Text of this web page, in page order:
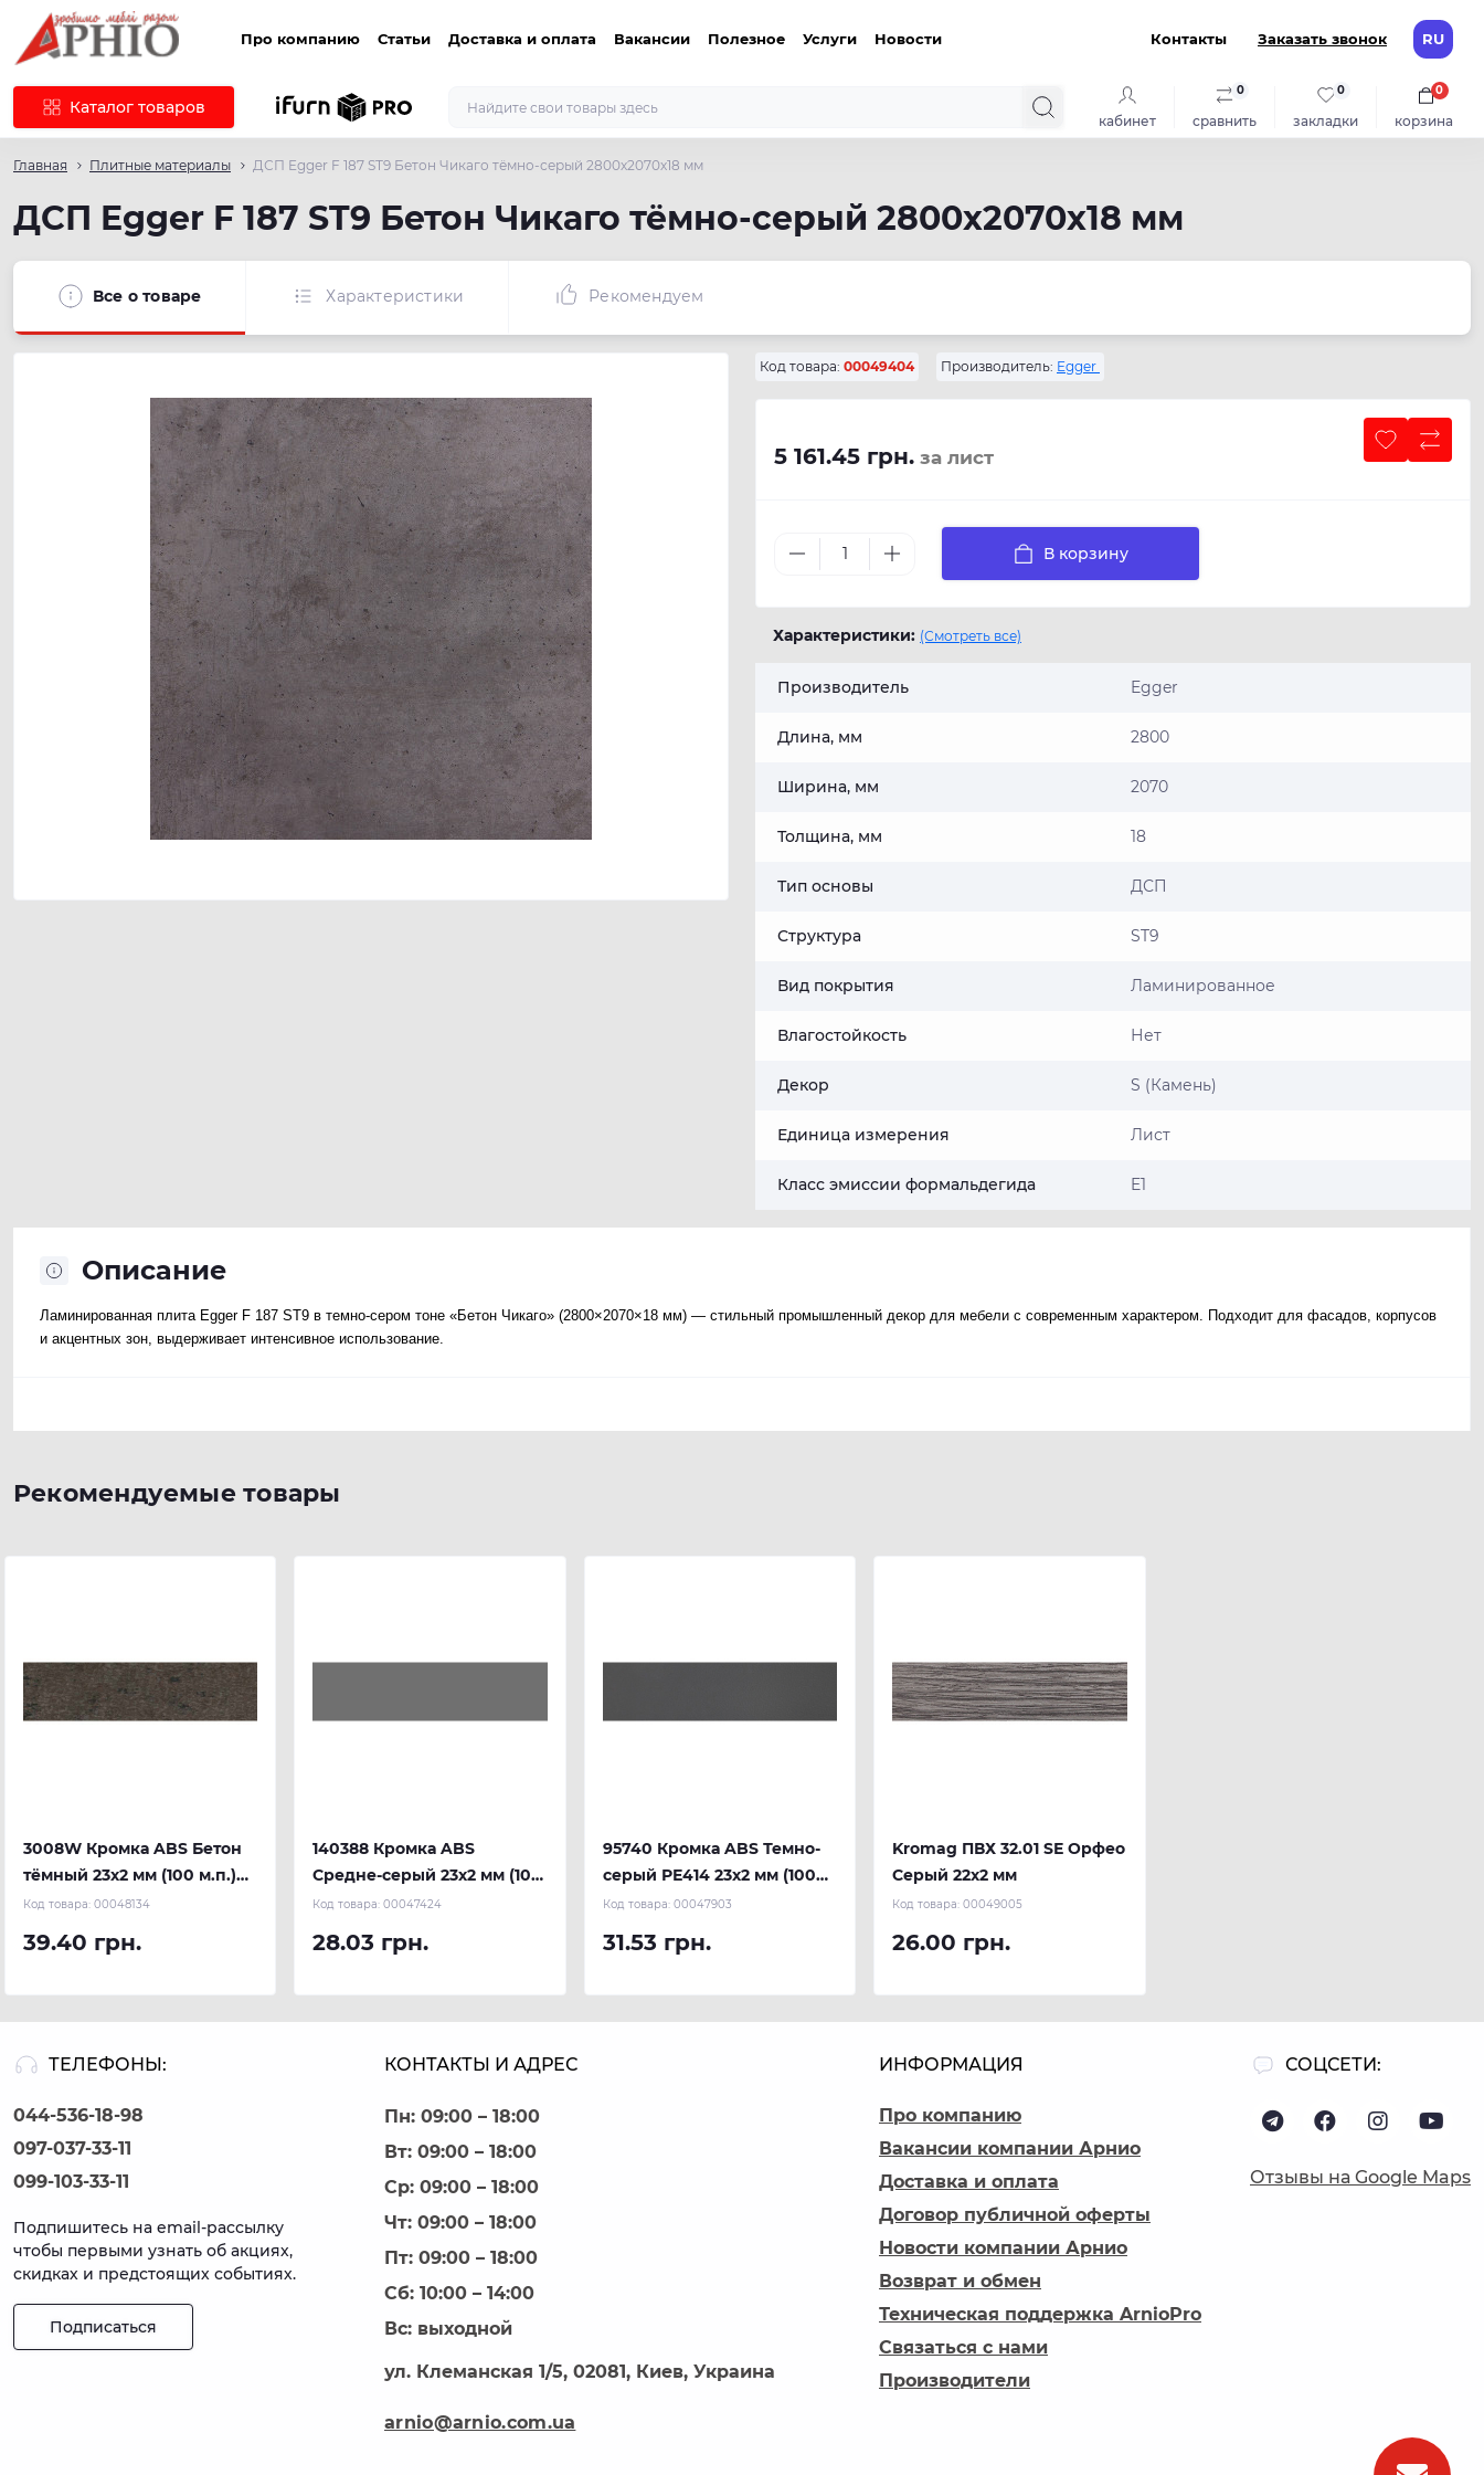
Про компанию Статьи Доставка и оплата Вакансии Полезное Услуги Новости Контакты Заказать звонок RU
Каталог товаров
кабинет сравнить
0
закладки
0
корзина
0
Главная Плитные материалы ДСП Egger F 187 ST9 Бетон Чикаго тёмно-серый 2800х2070х18 мм
ДСП Egger F 187 ST9 Бетон Чикаго тёмно-серый 2800х2070х18 мм
Все о товаре Характеристики Рекомендуем
Код товара: 00049404 Производитель: Egger
5 161.45 грн. за лист
В корзину
Характеристики: (Смотреть все)
Производитель Egger
Длина, мм 2800
Ширина, мм 2070
Толщина, мм 18
Тип основы ДСП
Структура ST9
Вид покрытия Ламинированное
Влагостойкость Нет
Декор S (Камень)
Единица измерения Лист
Класс эмиссии формальдегида E1
Описание
Ламинированная плита Egger F 187 ST9 в темно-сером тоне «Бетон Чикаго» (2800×2070×18 мм) — стильный промышленный декор для мебели с современным характером. Подходит для фасадов, корпусов
и акцентных зон, выдерживает интенсивное использование.
Рекомендуемые товары
3008W Кромка ABS Бетон
тёмный 23х2 мм (100 м.п.)
REHAU
Код товара: 00048134
39.40 грн.
140388 Кромка ABS
Средне-серый 23х2 мм (100
м.п.) REHAU
Код товара:00047424
28.03 грн.
95740 Кромка ABS Темно-
серый РЕ414 23х2 мм (100
м.п.) REHAU
Код товара: 00047903
31.53 грн.
Kromag ПВХ 32.01 SЕ Орфео
Серый 22х2 мм
Код товара:00049005
26.00 грн.
ТЕЛЕФОНЫ:
044-536-18-98
097-037-33-11
099-103-33-11
Подпишитесь на email-рассылку
чтобы первыми узнать об акциях,
скидках и предстоящих событиях.
Подписаться
КОНТАКТЫ И АДРЕС
Пн: 09:00 – 18:00
Вт: 09:00 – 18:00
Ср: 09:00 – 18:00
Чт: 09:00 – 18:00
Пт: 09:00 – 18:00
Сб: 10:00 – 14:00
Вс: выходной
ул. Клеманская 1/5, 02081, Киев, Украина
arnio@arnio.com.ua
ИНФОРМАЦИЯ
Про компанию
Вакансии компании Арнио
Доставка и оплата
Договор публичной оферты
Новости компании Арнио
Возврат и обмен
Техническая поддержка ArnioPro
Связаться с нами
Производители
СОЦСЕТИ:
Отзывы на Google Maps